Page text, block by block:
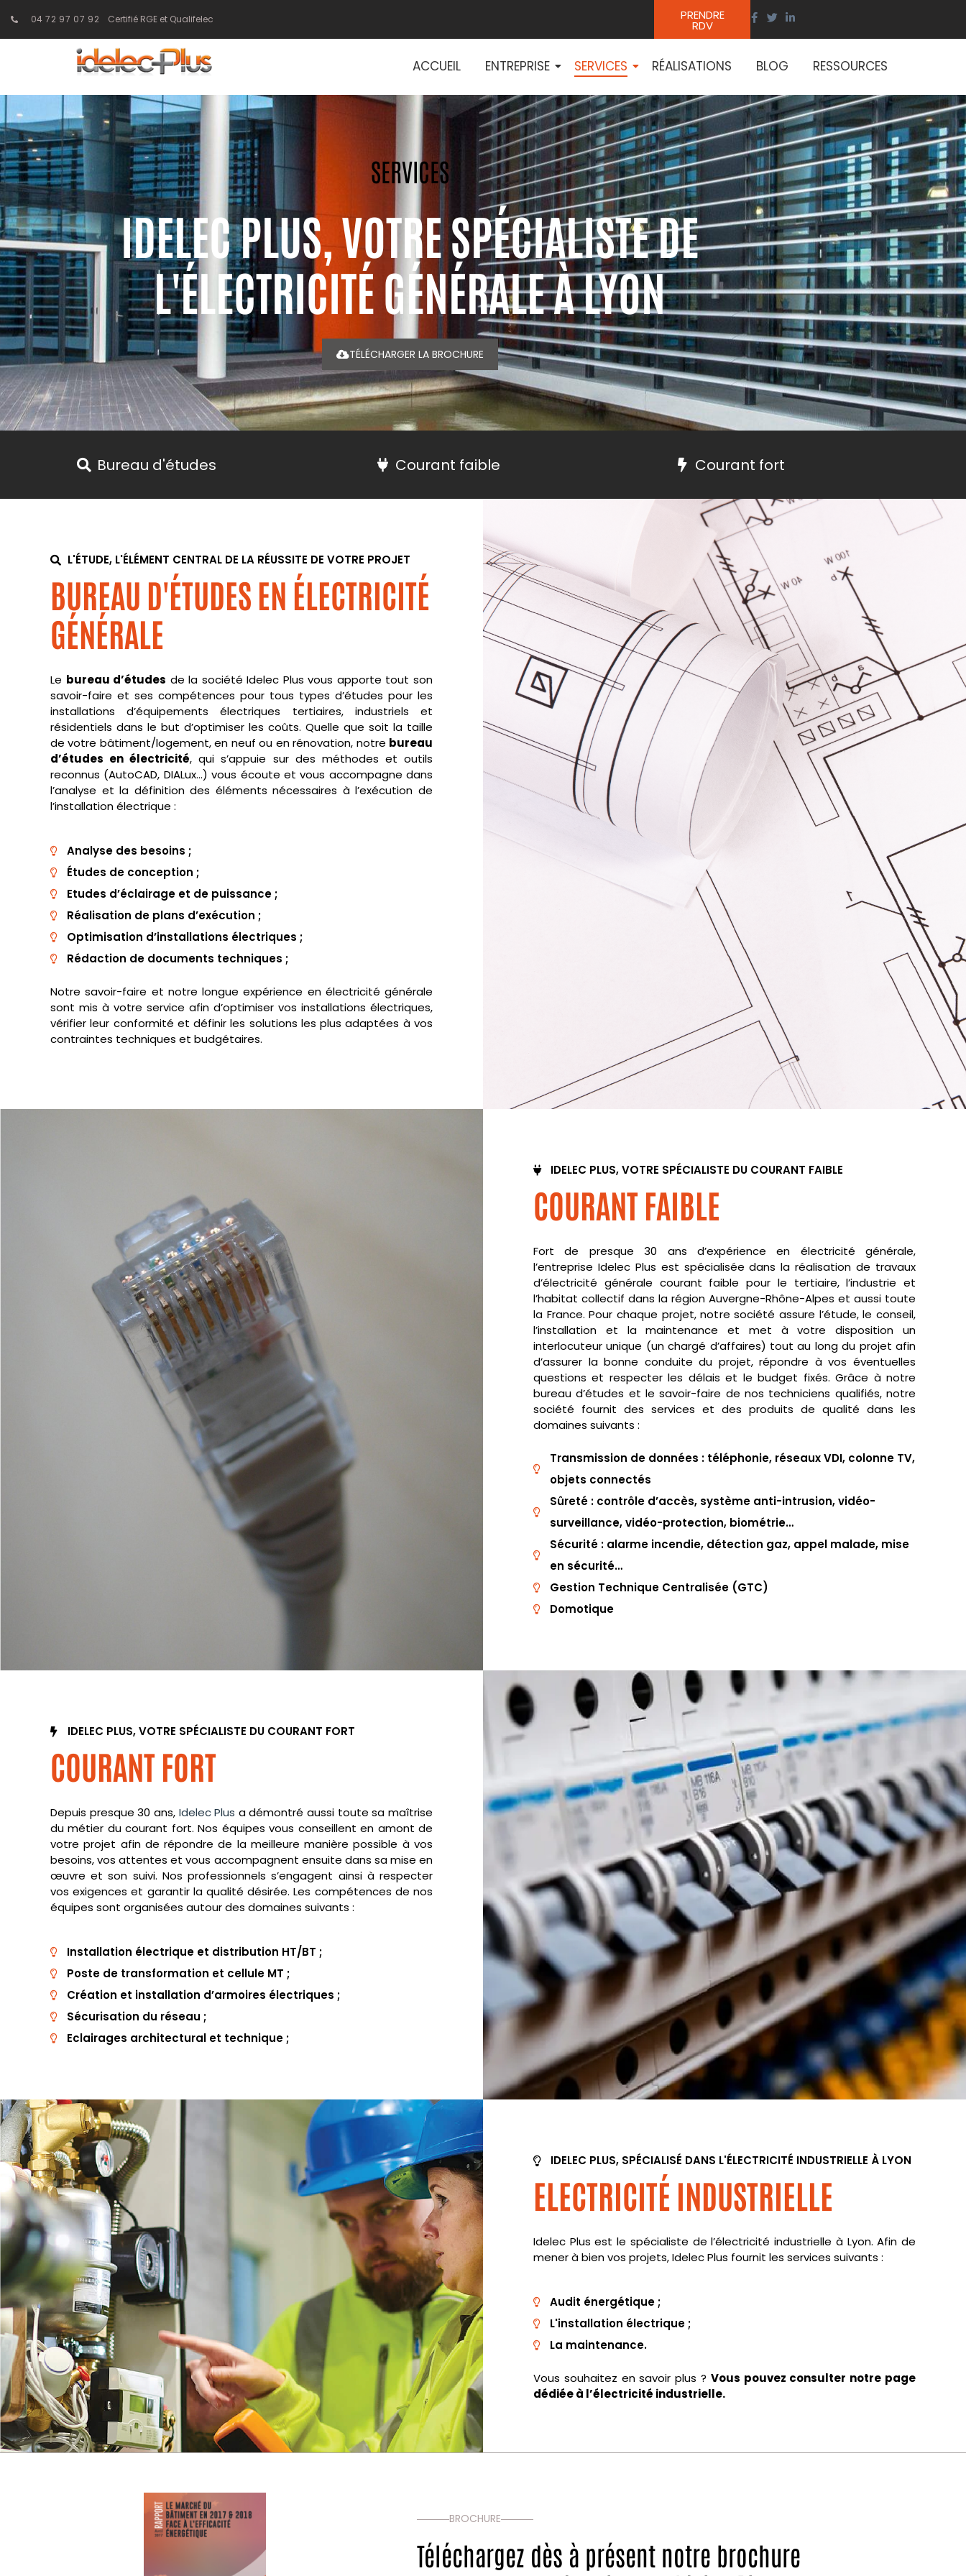
04 72 97 07 92 Certifié RGE et Qualifelec PRENDRE
RDV
ACCUEIL ENTREPRISE SERVICES RÉALISATIONS BLOG RESSOURCES
SERVICES
IDELEC PLUS, VOTRE SPÉCIALISTE DE
L'ÉLECTRICITÉ GÉNÉRALE À LYON
TÉLÉCHARGER LA BROCHURE
Bureau d'études Courant faible Courant fort
L'ÉTUDE, L'ÉLÉMENT CENTRAL DE LA RÉUSSITE DE VOTRE PROJET
BUREAU D'ÉTUDES EN ÉLECTRICITÉ
GÉNÉRALE
Le bureau d’études de la société Idelec Plus vous apporte tout son
savoir-faire et ses compétences pour tous types d’études pour les
installations d’équipements électriques tertiaires, industriels et
résidentiels dans le but d’optimiser les coûts. Quelle que soit la taille
de votre bâtiment/logement, en neuf ou en rénovation, notre bureau
d’études en électricité, qui s’appuie sur des méthodes et outils
reconnus (AutoCAD, DIALux…) vous écoute et vous accompagne dans
l’analyse et la définition des éléments nécessaires à l’exécution de
l’installation électrique :
Analyse des besoins ;
Études de conception ;
Etudes d’éclairage et de puissance ;
Réalisation de plans d’exécution ;
Optimisation d’installations électriques ;
Rédaction de documents techniques ;
Notre savoir-faire et notre longue expérience en électricité générale
sont mis à votre service afin d’optimiser vos installations électriques,
vérifier leur conformité et définir les solutions les plus adaptées à vos
contraintes techniques et budgétaires.
IDELEC PLUS, VOTRE SPÉCIALISTE DU COURANT FAIBLE
COURANT FAIBLE
Fort de presque 30 ans d’expérience en électricité générale,
l’entreprise Idelec Plus est spécialisée dans la réalisation de travaux
d’électricité générale courant faible pour le tertiaire, l’industrie et
l’habitat collectif dans la région Auvergne-Rhône-Alpes et aussi toute
la France. Pour chaque projet, notre société assure l’étude, le conseil,
l’installation et la maintenance et met à votre disposition un
interlocuteur unique (un chargé d’affaires) tout au long du projet afin
d’assurer la bonne conduite du projet, répondre à vos éventuelles
questions et respecter les délais et le budget fixés. Grâce à notre
bureau d’études et le savoir-faire de nos techniciens qualifiés, notre
société fournit des services et des produits de qualité dans les
domaines suivants :
Transmission de données : téléphonie, réseaux VDI, colonne TV,
objets connectés
Sûreté : contrôle d’accès, système anti-intrusion, vidéo-
surveillance, vidéo-protection, biométrie…
Sécurité : alarme incendie, détection gaz, appel malade, mise
en sécurité…
Gestion Technique Centralisée (GTC)
Domotique
IDELEC PLUS, VOTRE SPÉCIALISTE DU COURANT FORT
COURANT FORT
Depuis presque 30 ans, Idelec Plus a démontré aussi toute sa maîtrise
du métier du courant fort. Nos équipes vous conseillent en amont de
votre projet afin de répondre de la meilleure manière possible à vos
besoins, vos attentes et vous accompagnent ensuite dans sa mise en
œuvre et son suivi. Nos professionnels s’engagent ainsi à respecter
vos exigences et garantir la qualité désirée. Les compétences de nos
équipes sont organisées autour des domaines suivants :
Installation électrique et distribution HT/BT ;
Poste de transformation et cellule MT ;
Création et installation d’armoires électriques ;
Sécurisation du réseau ;
Eclairages architectural et technique ;
IDELEC PLUS, SPÉCIALISÉ DANS L'ÉLECTRICITÉ INDUSTRIELLE À LYON
ELECTRICITÉ INDUSTRIELLE
Idelec Plus est le spécialiste de l’électricité industrielle à Lyon. Afin de
mener à bien vos projets, Idelec Plus fournit les services suivants :
Audit énergétique ;
L'installation électrique ;
La maintenance.
Vous souhaitez en savoir plus ? Vous pouvez consulter notre page
dédiée à l’électricité industrielle.
BROCHURE
Téléchargez dès à présent notre brochure